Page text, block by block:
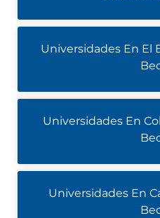
Universidades En El
Universidades En
Universidades En